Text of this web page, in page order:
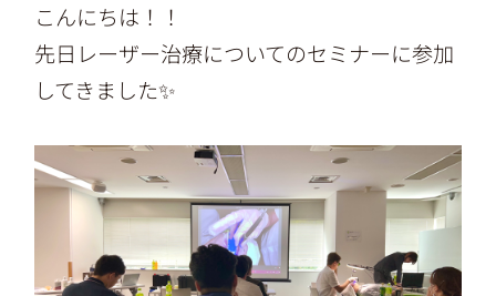
こんにちは！！
先日レーザー治療についてのセミナーに参加
してきました✨